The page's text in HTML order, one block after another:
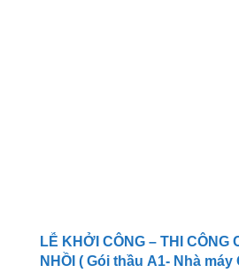
LỄ KHỞI CÔNG – THI CÔNG
NHỒI ( Gói thầu A1- Nhà máy